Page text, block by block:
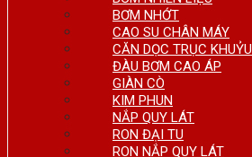
BƠM NHỚT
CAO SU CHÂN MÁY
CĂN DỌC TRỤC KHUỶU
ĐÀU BƠM CAO ÁP
GIÀN CÒ
KIM PHUN
NẮP QUY LÁT
RON ĐẠI TU
RON NẮP QUY LÁT